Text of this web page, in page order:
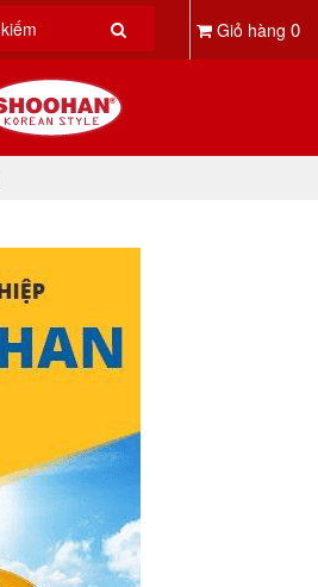
Giỏ hàng 0